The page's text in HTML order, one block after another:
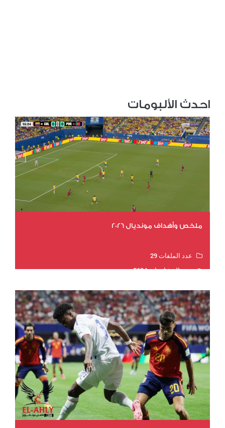
احدث الألبومات
ملخص وأهداف مونديال 2026
عدد الملفات 29
عدد المشاهدات 5634